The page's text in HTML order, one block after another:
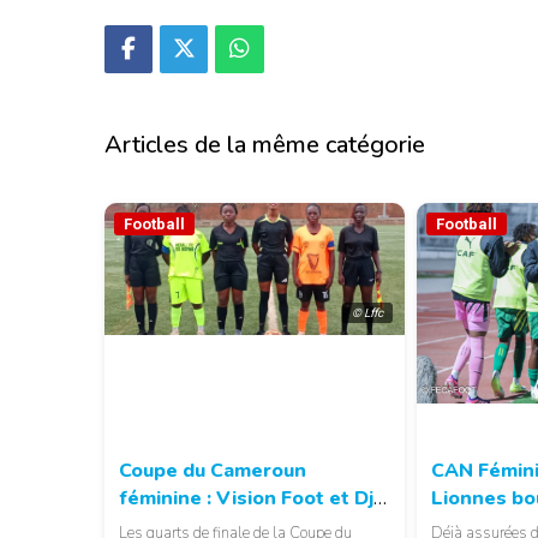
Articles de la même catégorie
© Lffc
Football
Coupe du Cameroun
féminine : Vision Foot et Dja
Sports rejoignent les demi-
Les quarts de finale de la Coupe du
Football
CAN
Lionnes
de
Déjà assurées